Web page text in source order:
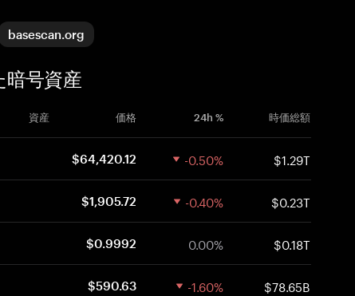
basescan.org
暗号資産
資産 価格 24h % 時価総額
$64,420.12 -0.50% $1.29T
$1,905.72 -0.40% $0.23T
$0.9992 0.00% $0.18T
$590.63 -1.60% $78.65B